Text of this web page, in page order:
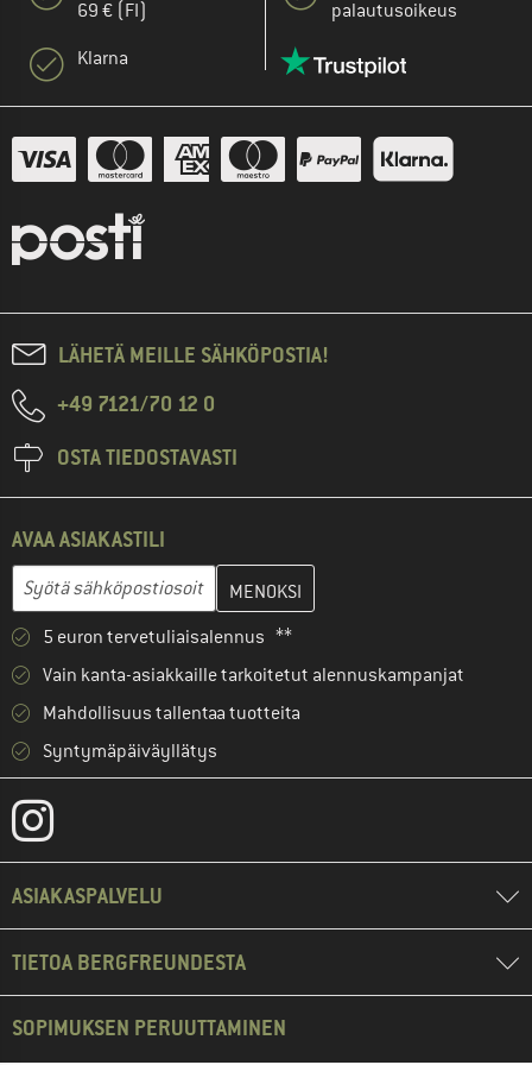
69 € (FI)
Klarna
palautusoikeus
LÄHETÄ MEILLE SÄHKÖPOSTIA!
+49 7121/70 12 0
OSTA TIEDOSTAVASTI
AVAA ASIAKASTILI
Sähköpostiosoite
Anna sähköpostiosoitteesi ja luo seuraavassa vaiheessa
5 euron tervetuliaisalennus **
Vain kanta-asiakkaille tarkoitetut alennuskampanjat
Mahdollisuus tallentaa tuotteita
Syntymäpäiväyllätys
ASIAKASPALVELU
TIETOA BERGFREUNDESTA
SOPIMUKSEN PERUUTTAMINEN